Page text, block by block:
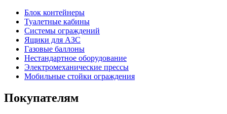
Блок контейнеры
Туалетные кабины
Системы ограждений
Ящики для АЗС
Газовые баллоны
Нестандартное оборудование
Электромеханические прессы
Мобильные стойки ограждения
Покупателям